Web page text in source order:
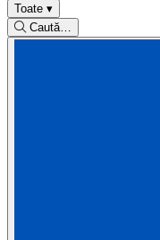
Toate ▾
Caută…